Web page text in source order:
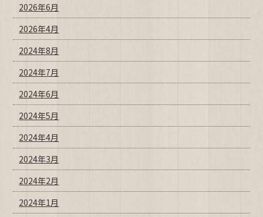
2026年6月
2026年4月
2024年8月
2024年7月
2024年6月
2024年5月
2024年4月
2024年3月
2024年2月
2024年1月